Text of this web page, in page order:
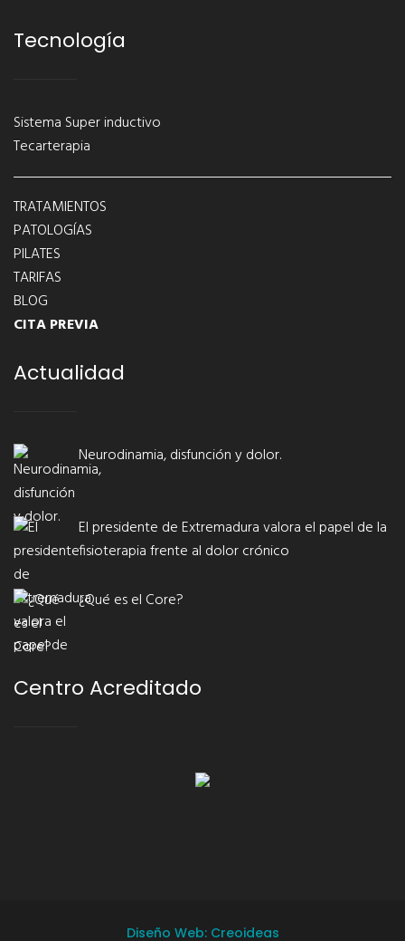
Tecnología
Sistema Super inductivo
Tecarterapia
TRATAMIENTOS
PATOLOGÍAS
PILATES
TARIFAS
BLOG
CITA PREVIA
Actualidad
Neurodinamia, disfunción y dolor.
El presidente de Extremadura valora el papel de la
fisioterapia frente al dolor crónico
¿Qué es el Core?
Centro Acreditado
Diseño Web: Creoideas